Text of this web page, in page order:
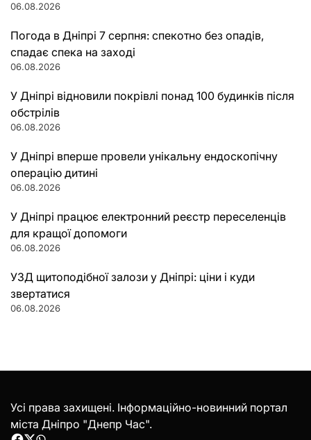
06.08.2026
Погода в Дніпрі 7 серпня: спекотно без опадів,
спадає спека на заході
06.08.2026
У Дніпрі відновили покрівлі понад 100 будинків після
обстрілів
06.08.2026
У Дніпрі вперше провели унікальну ендоскопічну
операцію дитині
06.08.2026
У Дніпрі працює електронний реєстр переселенців
для кращої допомоги
06.08.2026
УЗД щитоподібної залози у Дніпрі: ціни і куди
звертатися
06.08.2026
Усі права захищені. Інформаційно-новинний портал
міста Дніпро "Днепр Час".